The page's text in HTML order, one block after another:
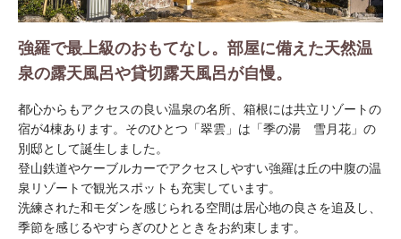
強羅で最上級のおもてなし。部屋に備えた天然温
泉の露天風呂や貸切露天風呂が自慢。
都心からもアクセスの良い温泉の名所、箱根には共立リゾートの
宿が4棟あります。そのひとつ「翠雲」は「季の湯 雪月花」の
別邸として誕生しました。
登山鉄道やケーブルカーでアクセスしやすい強羅は丘の中腹の温
泉リゾートで観光スポットも充実しています。
洗練された和モダンを感じられる空間は居心地の良さを追及し、
季節を感じるやすらぎのひとときをお約束します。